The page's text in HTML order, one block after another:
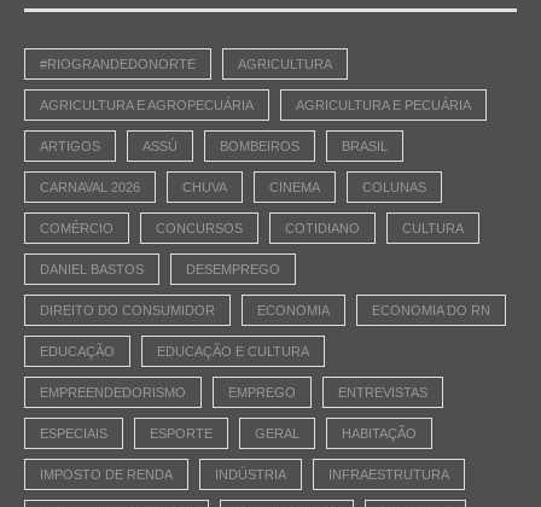
#RIOGRANDEDONORTE AGRICULTURA
AGRICULTURA E AGROPECUÁRIA AGRICULTURA E PECUÁRIA
ARTIGOS ASSÚ BOMBEIROS BRASIL
CARNAVAL 2026 CHUVA CINEMA COLUNAS
COMÉRCIO CONCURSOS COTIDIANO CULTURA
DANIEL BASTOS DESEMPREGO
DIREITO DO CONSUMIDOR ECONOMIA ECONOMIA DO RN
EDUCAÇÃO EDUCAÇÃO E CULTURA
EMPREENDEDORISMO EMPREGO ENTREVISTAS
ESPECIAIS ESPORTE GERAL HABITAÇÃO
IMPOSTO DE RENDA INDÚSTRIA INFRAESTRUTURA